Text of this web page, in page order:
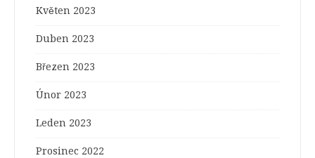
Květen 2023
Duben 2023
Březen 2023
Únor 2023
Leden 2023
Prosinec 2022